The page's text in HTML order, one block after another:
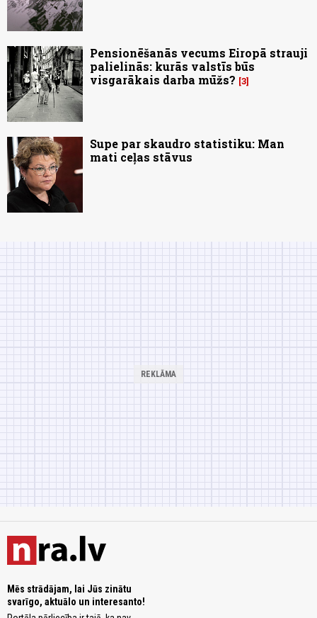
Pensionēšanās vecums Eiropā strauji
palielinās: kurās valstīs būs
visgarākais darba mūžs? 3
Supe par skaudro statistiku: Man
mati ceļas stāvus
Mēs strādājam, lai Jūs zinātu
svarīgo, aktuālo un interesanto!